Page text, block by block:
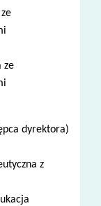
ze
dyrektora)
z